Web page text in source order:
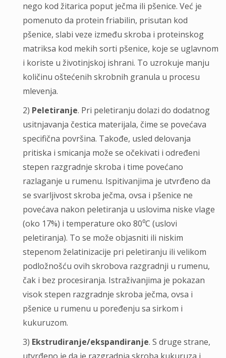
nego kod žitarica poput ječma ili pšenice. Već je
pomenuto da protein friabilin, prisutan kod
pšenice, slabi veze između skroba i proteinskog
matriksa kod mekih sorti pšenice, koje se uglavnom
i koriste u životinjskoj ishrani. To uzrokuje manju
količinu oštećenih skrobnih granula u procesu
mlevenja.
2) Peletiranje. Pri peletiranju dolazi do dodatnog
usitnjavanja čestica materijala, čime se povećava
specifična površina. Takođe, usled delovanja
pritiska i smicanja može se očekivati i određeni
stepen razgradnje skroba i time povećano
razlaganje u rumenu. Ispitivanjima je utvrđeno da
se svarljivost skroba ječma, ovsa i pšenice ne
povećava nakon peletiranja u uslovima niske vlage
(oko 17%) i temperature oko 80⁰C (uslovi
peletiranja). To se može objasniti ili niskim
stepenom želatinizacije pri peletiranju ili velikom
podložnošću ovih skrobova razgradnji u rumenu,
čak i bez procesiranja. Istraživanjima je pokazan
visok stepen razgradnje skroba ječma, ovsa i
pšenice u rumenu u poređenju sa sirkom i
kukuruzom.
3) Ekstrudiranje/ekspandiranje. S druge strane,